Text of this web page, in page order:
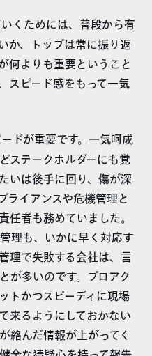
くためには、普段から有
か、トップは常に振り返
何よりも重要ということ
スピード感をもって一気
ドが重要です。一気呵成
ステークホルダーにも覚
いは後手に回り、傷が深
ライアンスや危機管理と
任者も務めていました。
理も、いかに早く対応す
理で失敗する会社は、言
が多いのです。プロアク
トかつスピーディに現場
来るようにしておかない
絡んだ情報が上がってく